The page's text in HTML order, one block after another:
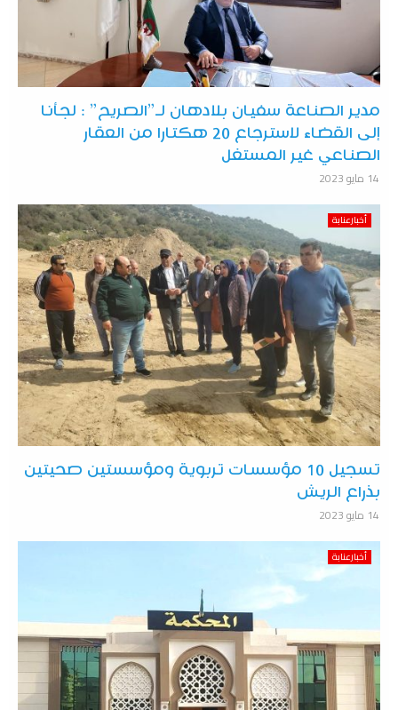
مدير الصناعة سفيان بلادهان لـ”الصريح” : لجأنا
إلى القضاء لاسترجاع 20 هكتارا من العقار
الصناعي غير المستغل
14 مايو 2023
أخبارعنابة
تسجيل 10 مؤسسات تربوية ومؤسستين صحيتين
بذراع الريش
14 مايو 2023
أخبارعنابة